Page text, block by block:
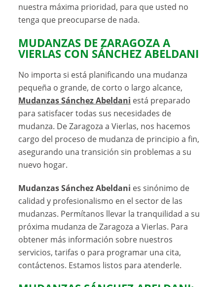
nuestra máxima prioridad, para que usted no
tenga que preocuparse de nada.
MUDANZAS DE ZARAGOZA A
VIERLAS CON SÁNCHEZ ABELDANI
No importa si está planificando una mudanza
pequeña o grande, de corto o largo alcance,
Mudanzas Sánchez Abeldani está preparado
para satisfacer todas sus necesidades de
mudanza. De Zaragoza a Vierlas, nos hacemos
cargo del proceso de mudanza de principio a fin,
asegurando una transición sin problemas a su
nuevo hogar.
Mudanzas Sánchez Abeldani es sinónimo de
calidad y profesionalismo en el sector de las
mudanzas. Permítanos llevar la tranquilidad a su
próxima mudanza de Zaragoza a Vierlas. Para
obtener más información sobre nuestros
servicios, tarifas o para programar una cita,
contáctenos. Estamos listos para atenderle.